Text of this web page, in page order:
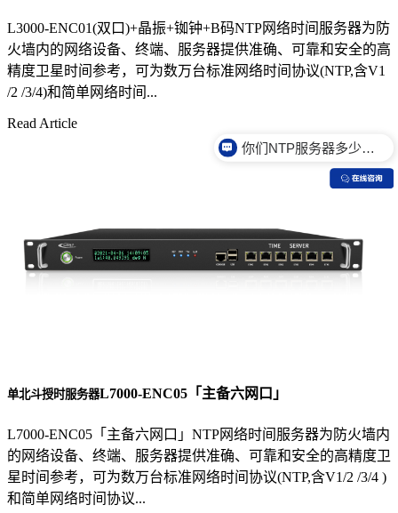
L3000-ENC01(双口)+晶振+铷钟+B码NTP网络时间服务器为防
火墙内的网络设备、终端、服务器提供准确、可靠和安全的高
精度卫星时间参考，可为数万台标准网络时间协议(NTP,含V1
/2 /3/4)和简单网络时间...
Read Article
单北斗授时服务器L7000-ENC05「主备六网口」
L7000-ENC05「主备六网口」NTP网络时间服务器为防火墙内
的网络设备、终端、服务器提供准确、可靠和安全的高精度卫
星时间参考，可为数万台标准网络时间协议(NTP,含V1/2 /3/4 )
和简单网络时间协议...
你们NTP服务器是什么价格？